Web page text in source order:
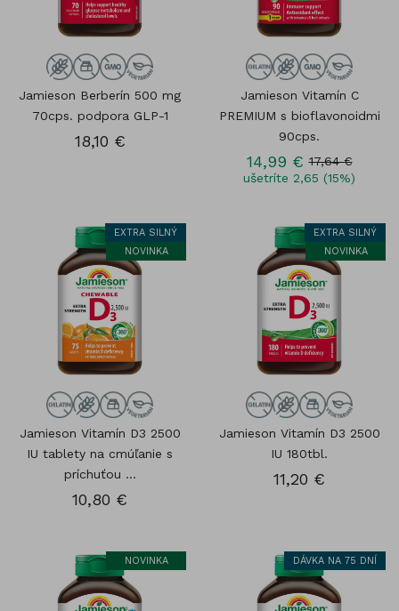
Jamieson Berberín 500 mg
70cps. podpora GLP-1
18,10 €
Jamieson Vitamín C
PREMIUM s bioflavonoidmi
90cps.
14,99 € 17,64 €
ušetríte 2,65 (15%)
EXTRA SILNÝ
NOVINKA
Jamieson Vitamín D3 2500
IU tablety na cmúľanie s
príchuťou ...
10,80 €
EXTRA SILNÝ
NOVINKA
Jamieson Vitamín D3 2500
IU 180tbl.
11,20 €
NOVINKA DÁVKA NA 75 DNÍ